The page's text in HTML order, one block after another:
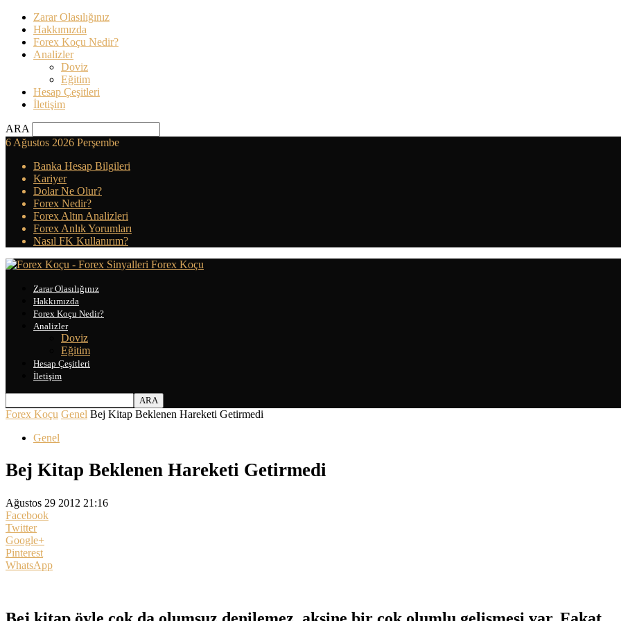
Zarar Olasılığınız
Hakkımızda
Forex Koçu Nedir?
Analizler
Doviz
Eğitim
Hesap Çeşitleri
İletişim
ARA
6 Ağustos 2026 Perşembe
Banka Hesap Bilgileri
Kariyer
Dolar Ne Olur?
Forex Nedir?
Forex Altın Analizleri
Forex Anlık Yorumları
Nasıl FK Kullanırım?
Forex Koçu
Zarar Olasılığınız
Hakkımızda
Forex Koçu Nedir?
Analizler
Doviz
Eğitim
Hesap Çeşitleri
İletişim
Forex Koçu Genel Bej Kitap Beklenen Hareketi Getirmedi
Genel
Bej Kitap Beklenen Hareketi Getirmedi
Ağustos 29 2012 21:16
Facebook
Twitter
Google+
Pinterest
WhatsApp